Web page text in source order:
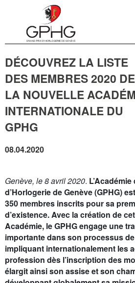
DÉCOUVREZ LA LISTE
DES MEMBRES 2020 DE
LA NOUVELLE
INTERNATIONALE DU
GPHG
08.04.2020
Genève, le 8 avril 2020.
d’Horlogerie de Genève (GPHG)
350 membres inscrits pour sa
d’existence.Avec la création de
Académie, le GPHG engage une
importante dans son processus
impliquant internationalement les
profession dès l’inscription des
élargit ainsi son assise et son